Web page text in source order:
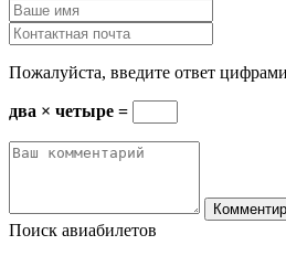
Пожалуйста, введите ответ
два × четыре =
Поиск авиабилетов